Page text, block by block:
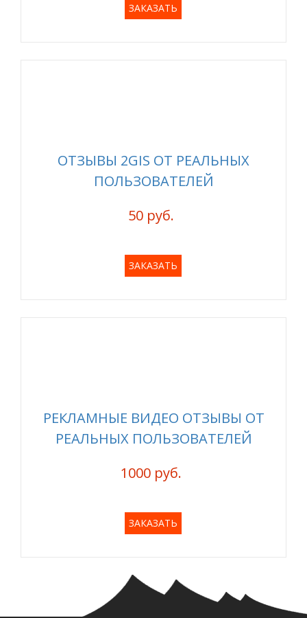
ЗАКАЗАТЬ
ОТЗЫВЫ 2GIS ОТ РЕАЛЬНЫХ
ПОЛЬЗОВАТЕЛЕЙ
50 руб.
ЗАКАЗАТЬ
РЕКЛАМНЫЕ ВИДЕО ОТЗЫВЫ ОТ
РЕАЛЬНЫХ ПОЛЬЗОВАТЕЛЕЙ
1000 руб.
ЗАКАЗАТЬ